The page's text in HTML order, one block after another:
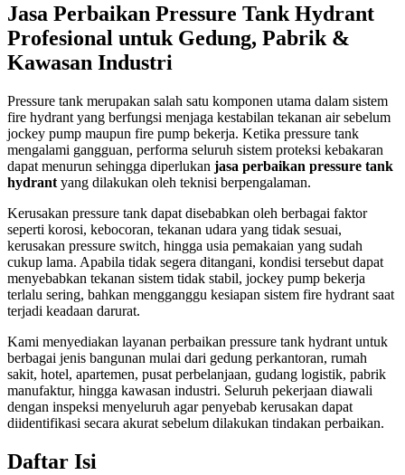
Jasa Perbaikan Pressure Tank Hydrant
Profesional untuk Gedung, Pabrik &
Kawasan Industri
Pressure tank merupakan salah satu komponen utama dalam sistem
fire hydrant yang berfungsi menjaga kestabilan tekanan air sebelum
jockey pump maupun fire pump bekerja. Ketika pressure tank
mengalami gangguan, performa seluruh sistem proteksi kebakaran
dapat menurun sehingga diperlukan jasa perbaikan pressure tank
hydrant yang dilakukan oleh teknisi berpengalaman.
Kerusakan pressure tank dapat disebabkan oleh berbagai faktor
seperti korosi, kebocoran, tekanan udara yang tidak sesuai,
kerusakan pressure switch, hingga usia pemakaian yang sudah
cukup lama. Apabila tidak segera ditangani, kondisi tersebut dapat
menyebabkan tekanan sistem tidak stabil, jockey pump bekerja
terlalu sering, bahkan mengganggu kesiapan sistem fire hydrant saat
terjadi keadaan darurat.
Kami menyediakan layanan perbaikan pressure tank hydrant untuk
berbagai jenis bangunan mulai dari gedung perkantoran, rumah
sakit, hotel, apartemen, pusat perbelanjaan, gudang logistik, pabrik
manufaktur, hingga kawasan industri. Seluruh pekerjaan diawali
dengan inspeksi menyeluruh agar penyebab kerusakan dapat
diidentifikasi secara akurat sebelum dilakukan tindakan perbaikan.
Daftar Isi